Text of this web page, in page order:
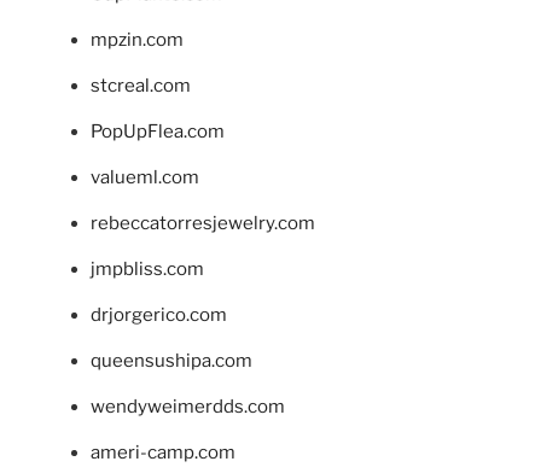
mpzin.com
stcreal.com
PopUpFlea.com
valueml.com
rebeccatorresjewelry.com
jmpbliss.com
drjorgerico.com
queensushipa.com
wendyweimerdds.com
ameri-camp.com